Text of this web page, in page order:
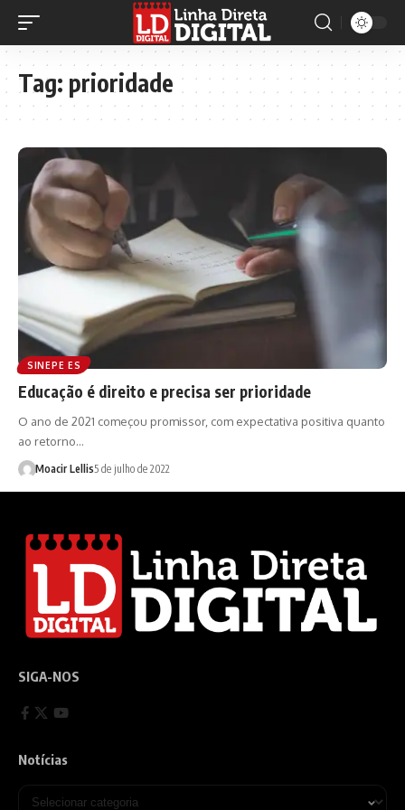
Tag: prioridade
SINEPE ES
Educação é direito e precisa ser prioridade
O ano de 2021 começou promissor, com expectativa positiva quanto
ao retorno…
Moacir Lellis5 de julho de 2022
SIGA-NOS
Notícias